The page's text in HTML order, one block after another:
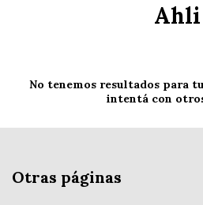
Ahli
No tenemos resultados para
intentá con
Otras páginas